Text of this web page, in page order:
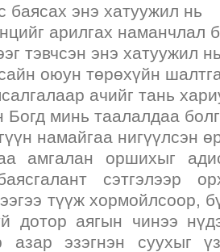
баясах энэ хатуужил нь
арилгах наманчлал
тэвчсэн энэ хатуужил
оюун төрөхүйн
ачийг тань
Богд минь таалалдаа
намайгаа нигүүлсэн
амгалан оршихыг
сэтгэлээр
түүж хормойлсоор,
дотор аягын чинээ
азар эзэгнэн суухыг